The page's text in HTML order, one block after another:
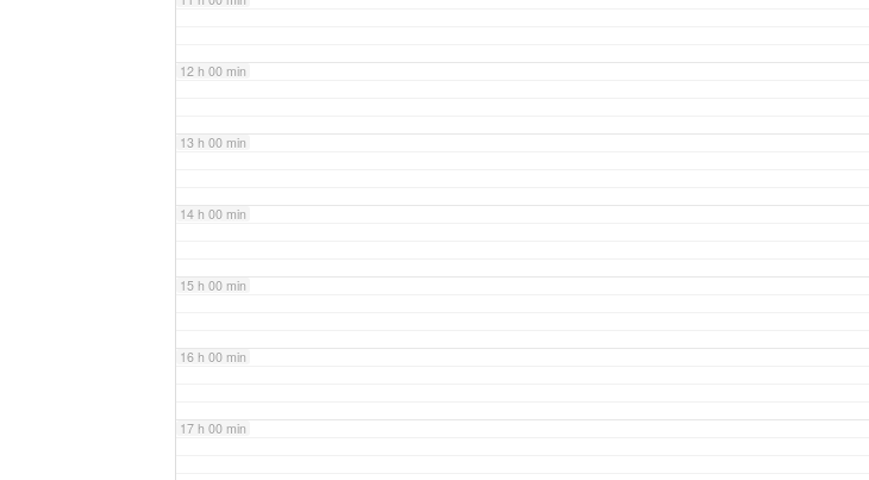
12 h 00 min
13 h 00 min
14 h 00 min
15 h 00 min
16 h 00 min
17 h 00 min